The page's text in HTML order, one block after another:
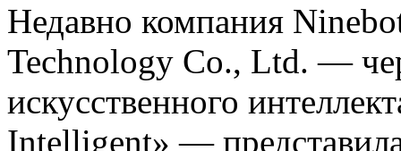
Недавно компания
Technology Co., Ltd. —
искусственного
Intelligent» —